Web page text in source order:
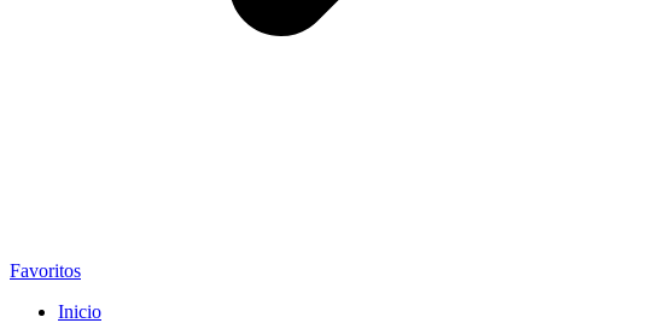
Favoritos
Inicio